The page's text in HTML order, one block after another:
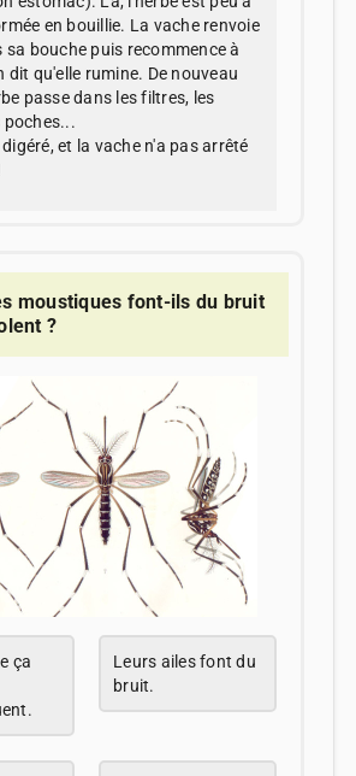
en bouillie. La vache renvoie
sa bouche puis recommence à
dit qu'elle rumine. De nouveau
passe dans les filtres, les
poches...
digéré, et la vache n'a pas arrêté
moustiques font-ils du bruit
?
ça
Leurs ailes font du
bruit.